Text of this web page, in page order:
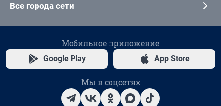
Все города сети
Мобильное приложение
Google Play App Store
Мы в соцсетях